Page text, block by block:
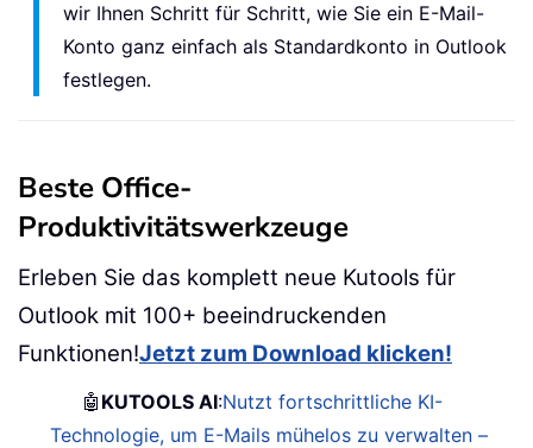
wir Ihnen Schritt für Schritt, wie Sie ein E-Mail-
Konto ganz einfach als Standardkonto in Outlook
festlegen.
Beste Office-
Produktivitätswerkzeuge
Erleben Sie das komplett neue Kutools für
Outlook mit 100+ beeindruckenden
Funktionen!Jetzt zum Download klicken!
🤖 KUTOOLS AI:Nutzt fortschrittliche KI-
Technologie, um E-Mails mühelos zu verwalten –